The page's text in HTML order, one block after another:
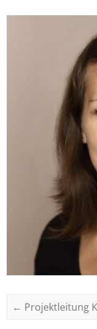
← Projektleitung